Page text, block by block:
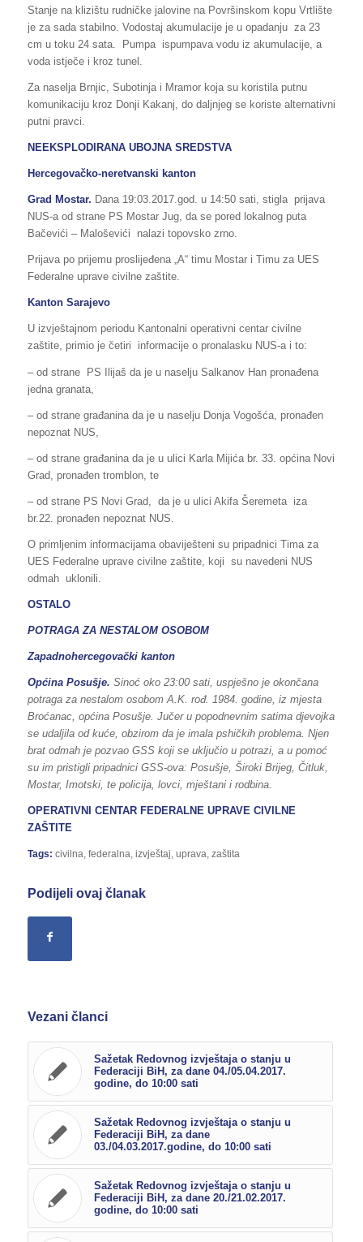
Stanje na klizištu rudničke jalovine na Površinskom kopu Vrtlište
je za sada stabilno. Vodostaj akumulacije je u opadanju za 23
cm u toku 24 sata. Pumpa ispumpava vodu iz akumulacije, a
voda istječe i kroz tunel.
Za naselja Brnjic, Subotinja i Mramor koja su koristila putnu
komunikaciju kroz Donji Kakanj, do daljnjeg se koriste alternativni
putni pravci.
NEEKSPLODIRANA UBOJNA SREDSTVA
Hercegovačko-neretvanski kanton
Grad Mostar. Dana 19:03.2017.god. u 14:50 sati, stigla prijava
NUS-a od strane PS Mostar Jug, da se pored lokalnog puta
Bačevići – Maloševići nalazi topovsko zrno.
Prijava po prijemu proslijeđena „A“ timu Mostar i Timu za UES
Federalne uprave civilne zaštite.
Kanton Sarajevo
U izvještajnom periodu Kantonalni operativni centar civilne
zaštite, primio je četiri informacije o pronalasku NUS-a i to:
– od strane PS Ilijaš da je u naselju Salkanov Han pronađena
jedna granata,
– od strane građanina da je u naselju Donja Vogošća, pronađen
nepoznat NUS,
– od strane građanina da je u ulici Karla Mijića br. 33. općina Novi
Grad, pronađen tromblon, te
– od strane PS Novi Grad, da je u ulici Akifa Šeremeta iza
br.22. pronađen nepoznat NUS.
O primljenim informacijama obaviješteni su pripadnici Tima za
UES Federalne uprave civilne zaštite, koji su navedeni NUS
odmah uklonili.
OSTALO
POTRAGA ZA NESTALOM OSOBOM
Zapadnohercegovački kanton
Općina Posušje. Sinoć oko 23:00 sati, uspješno je okončana
potraga za nestalom osobom A.K. rođ. 1984. godine, iz mjesta
Broćanac, općina Posušje. Jučer u popodnevnim satima djevojka
se udaljila od kuće, obzirom da je imala pshičkih problema. Njen
brat odmah je pozvao GSS koji se uključio u potrazi, a u pomoć
su im pristigli pripadnici GSS-ova: Posušje, Široki Brijeg, Čitluk,
Mostar, Imotski, te policija, lovci, mještani i rodbina.
OPERATIVNI CENTAR FEDERALNE UPRAVE CIVILNE
ZAŠTITE
Tags: civilna federalna izvještaj uprava zaštita
Podijeli ovaj članak
Vezani članci
Sažetak Redovnog izvještaja o stanju u
Federaciji BiH, za dane 04./05.04.2017.
godine, do 10:00 sati
Sažetak Redovnog izvještaja o stanju u
Federaciji BiH, za dane
03./04.03.2017.godine, do 10:00 sati
Sažetak Redovnog izvještaja o stanju u
Federaciji BiH, za dane 20./21.02.2017.
godine, do 10:00 sati